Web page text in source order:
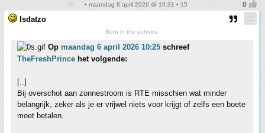
• maandag 6 april 2026 @ 10:31 • 15
Isdatzo
Born in the echoes.
Op maandag 6 april 2026 10:25 schreef
TheFreshPrince het volgende:
[..]
Bij overschot aan zonnestroom is RTE misschien wat minder
belangrijk, zeker als je er vrijwel niets voor krijgt of zelfs een boete
moet betalen.